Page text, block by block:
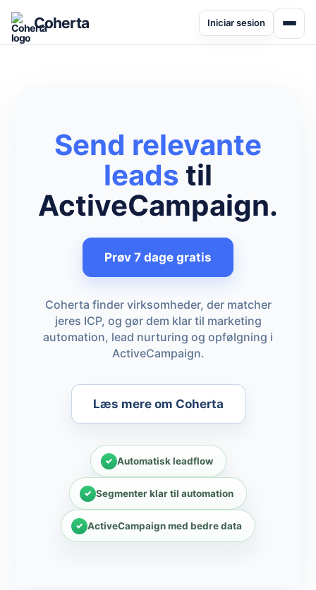
Coherta Iniciar sesion
Send relevante
leads til
ActiveCampaign.
Prøv 7 dage gratis
Coherta finder virksomheder, der matcher
jeres ICP, og gør dem klar til marketing
automation, lead nurturing og opfølgning i
ActiveCampaign.
Læs mere om Coherta
Automatisk leadflow
Segmenter klar til automation
ActiveCampaign med bedre data